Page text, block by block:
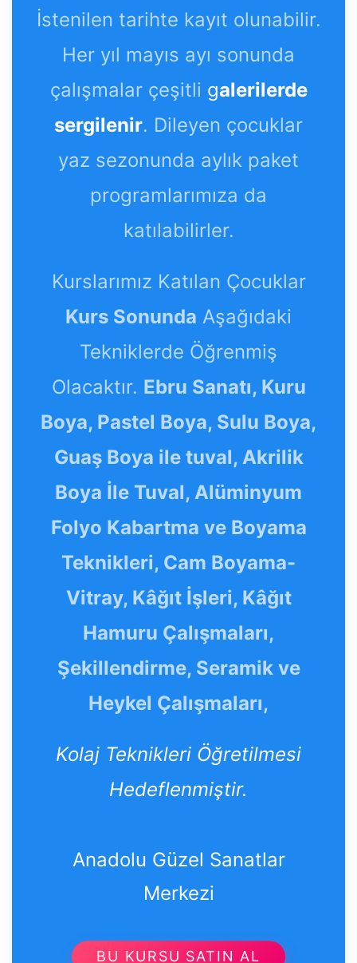
İstenilen tarihte kayıt olunabilir.
Her yıl mayıs ayı sonunda
çalışmalar çeşitli galerilerde
sergilenir. Dileyen çocuklar
yaz sezonunda aylık paket
programlarımıza da
katılabilirler.
Kurslarımız Katılan Çocuklar
Kurs Sonunda Aşağıdaki
Tekniklerde Öğrenmiş
Olacaktır. Ebru Sanatı, Kuru
Boya, Pastel Boya, Sulu Boya,
Guaş Boya ile tuval, Akrilik
Boya İle Tuval, Alüminyum
Folyo Kabartma ve Boyama
Teknikleri, Cam Boyama-
Vitray, Kâğıt İşleri, Kâğıt
Hamuru Çalışmaları,
Şekillendirme, Seramik ve
Heykel Çalışmaları,
Kolaj Teknikleri Öğretilmesi
Hedeflenmiştir.
Anadolu Güzel Sanatlar
Merkezi
BU KURSU SATIN AL